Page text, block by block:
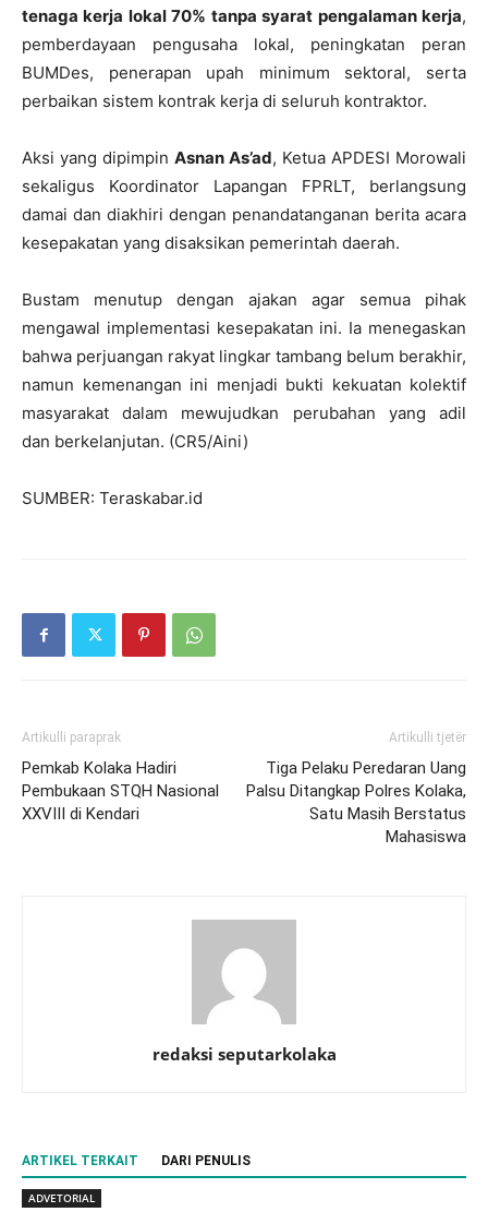
tenaga kerja lokal 70% tanpa syarat pengalaman kerja,
pemberdayaan pengusaha lokal, peningkatan peran
BUMDes, penerapan upah minimum sektoral, serta
perbaikan sistem kontrak kerja di seluruh kontraktor.
Aksi yang dipimpin Asnan As’ad, Ketua APDESI Morowali
sekaligus Koordinator Lapangan FPRLT, berlangsung
damai dan diakhiri dengan penandatanganan berita acara
kesepakatan yang disaksikan pemerintah daerah.
Bustam menutup dengan ajakan agar semua pihak
mengawal implementasi kesepakatan ini. Ia menegaskan
bahwa perjuangan rakyat lingkar tambang belum berakhir,
namun kemenangan ini menjadi bukti kekuatan kolektif
masyarakat dalam mewujudkan perubahan yang adil
dan berkelanjutan. (CR5/Aini)
SUMBER: Teraskabar.id
Artikulli paraprak
Pemkab Kolaka Hadiri
Pembukaan STQH Nasional
XXVIII di Kendari
Artikulli tjetër
Tiga Pelaku Peredaran Uang
Palsu Ditangkap Polres Kolaka,
Satu Masih Berstatus
Mahasiswa
redaksi seputarkolaka
ARTIKEL TERKAIT DARI PENULIS
ADVETORIAL